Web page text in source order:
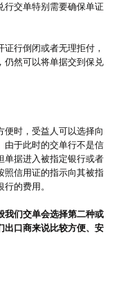
行交单特别需要确保单证
行倒闭或者无理拒付，
仍然可以将单据交到保兑
便时，受益人可以选择向
由于此时的交单行不是信
单据进入被指定银行或者
照信用证的指示向其被指
的费用。
我们交单会选择第二种或
出口商来说比较方便、安